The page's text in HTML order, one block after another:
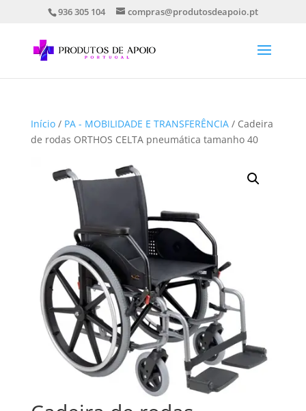
936 305 104 compras@produtosdeapoio.pt
Início/ PA - MOBILIDADE E TRANSFERÊNCIA/ Cadeira
de rodas ORTHOS CELTA pneumática tamanho 40